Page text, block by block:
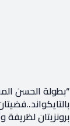
“بطولة الحسن
برونزيتان لظريفة